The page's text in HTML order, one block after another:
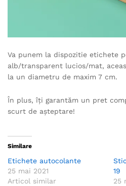
Va punem la dispozitie etichete
alb/transparent lucios/mat,
la un diametru de maxim 7 cm.
În plus, îți garantăm un pret
scurt de așteptare!
Similare
Etichete autocolante
25 mai 2021
Articol similar
19
25